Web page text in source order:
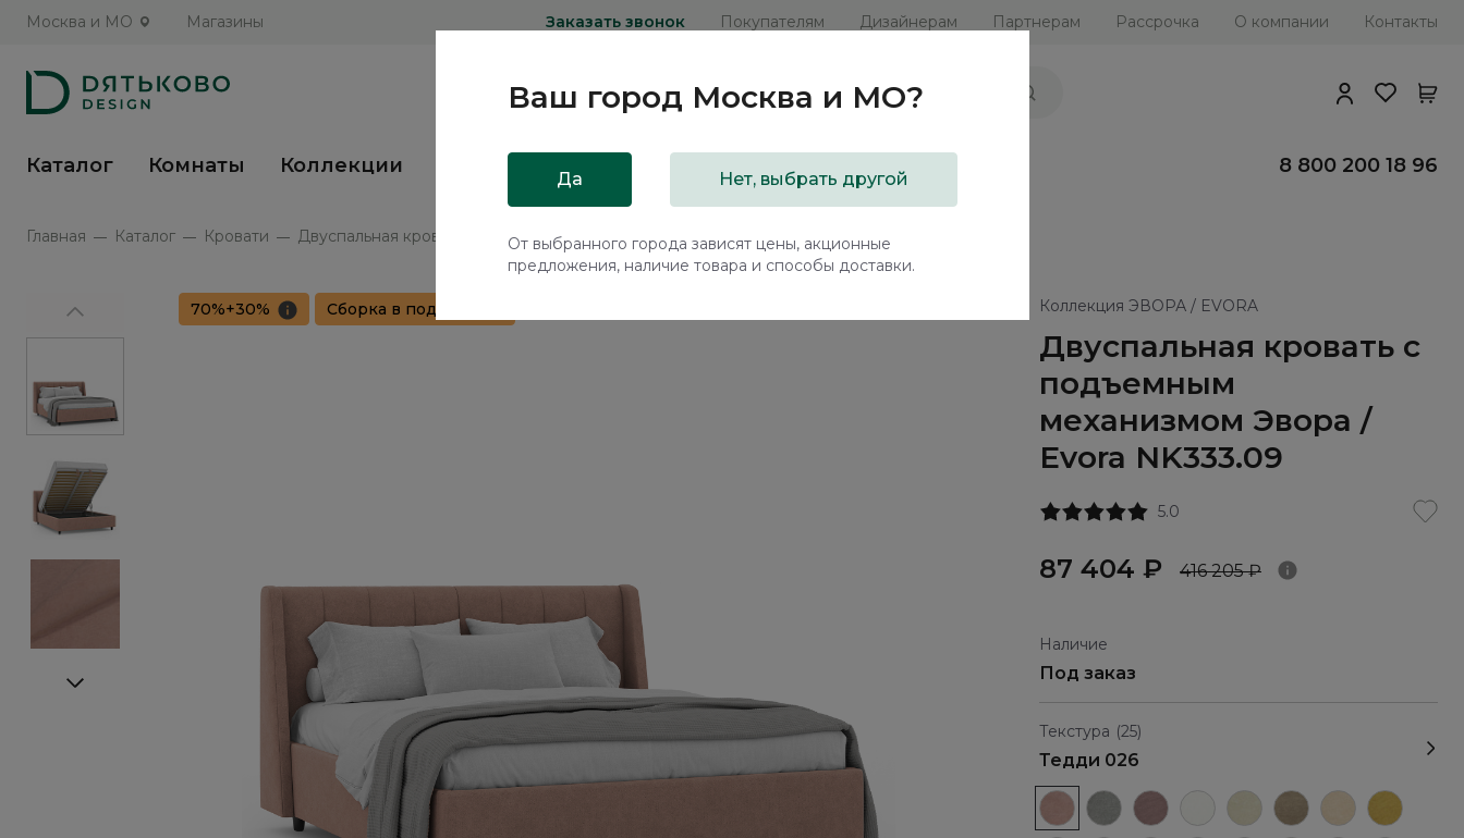
Москва и МО Магазины Заказать звонок Покупателям Дизайнерам Партнерам Рассрочка О компании Контакты
Каталог Комнаты Коллекции Распродажа 8 800 200 18 96
Главная Каталог Кровати Двуспальная кровать с подъемным механизмом Эвора / Evora NK333.09
Коллекция ЭВОРА / EVORA
Двуспальная кровать с
подъемным
механизмом Эвора /
Evora NK333.09
5.0
87 404 ₽ 416 205 ₽
Наличие
Под заказ
Текстура (25)
Тедди 026
70%+30% Сборка в подарок
Ваш город Москва и МО?
Да Нет, выбрать другой
От выбранного города зависят цены, акционные
предложения, наличие товара и способы доставки.